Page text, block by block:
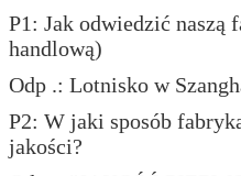
P1: Jak odwiedzić naszą
handlową)
Odp .: Lotnisko w
P2: W jaki sposób
jakości?